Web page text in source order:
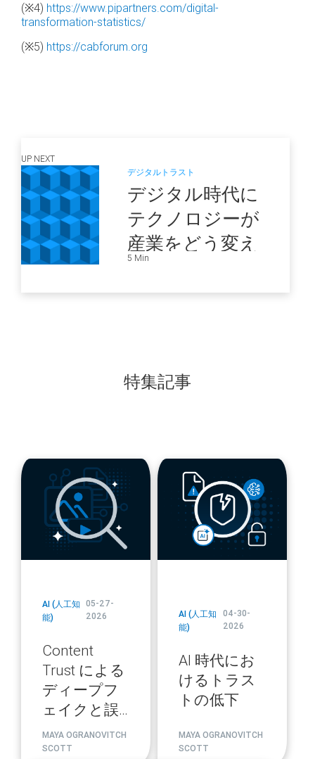
(※4) https://www.pipartners.com/digital-
transformation-statistics/
(※5) https://cabforum.org
UP NEXT
デジタルトラスト
デジタル時代に
テクノロジーが
産業をどう変え
るか
5 Min
特集記事
blog
url
AI (人工知
能)
05-27-
2026
Content
Trust による
ディープフ
ェイクと誤
情報への対
策
MAYA OGRANOVITCH
SCOTT
blog
url
AI (人工知
能)
04-30-
2026
AI 時代にお
けるトラス
トの低下
MAYA OGRANOVITCH
SCOTT